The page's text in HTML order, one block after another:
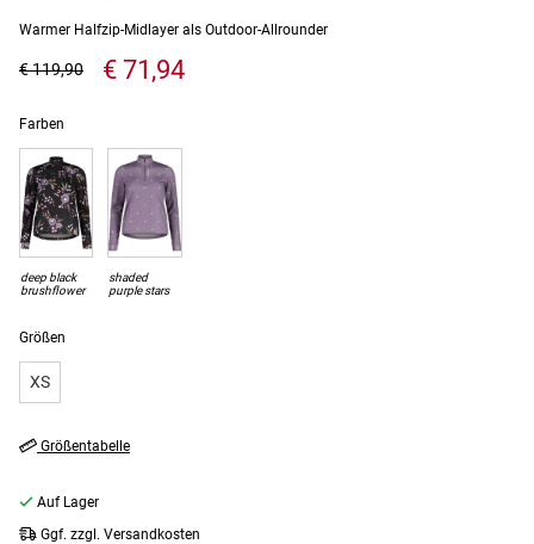
Warmer Halfzip-Midlayer als Outdoor-Allrounder
€ 71,94
€ 119,90
Größen
XS
Farben
deep black
brushflower
shaded
purple stars
Größentabelle
Auf Lager
Ggf. zzgl. Versandkosten